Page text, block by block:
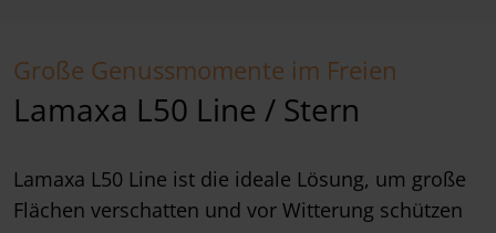
Große Genussmomente im Freien
Lamaxa L50 Line / Stern
Lamaxa L50 Line ist die ideale Lösung, um große
Flächen verschatten und vor Witterung schützen